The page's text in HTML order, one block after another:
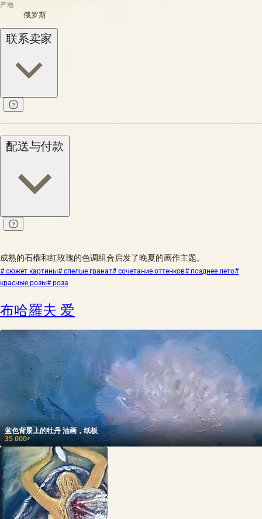
产地
俄罗斯
联系卖家
配送与付款
成熟的石榴和红玫瑰的色调组合启发了晚夏的画作主题。
# сюжет картины# спелые гранат# сочетание оттенков# позднее лето#
красные розы# роза
布哈羅夫 爱
蓝色背景上的牡丹 油画，纸板
35 000₽